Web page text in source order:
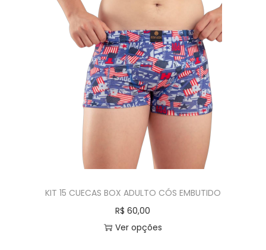
KIT 15 CUECAS BOX ADULTO CÓS EMBUTIDO
R$ 60,00
Ver opções